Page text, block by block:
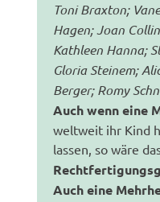
Toni Braxton;
Hagen; Joan
Kathleen Hanna;
Gloria Steinem;
Berger; Romy
Auch wenn eine
weltweit ihr Kind
lassen, so wäre
Auch eine